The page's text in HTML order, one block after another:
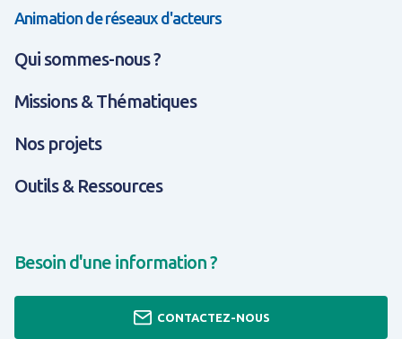
Animation de réseaux d'acteurs
Qui sommes-nous ?
Missions & Thématiques
Nos projets
Outils & Ressources
Besoin d'une information ?
CONTACTEZ-NOUS